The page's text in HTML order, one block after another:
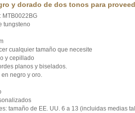
y dorado de dos tonos para
MTB0022BG
tungsteno
cualquier tamaño que necesite
y cepillado
planos y biselados.
negro y oro.
tamaño de EE. UU. 6 a 13 (incluidas medias